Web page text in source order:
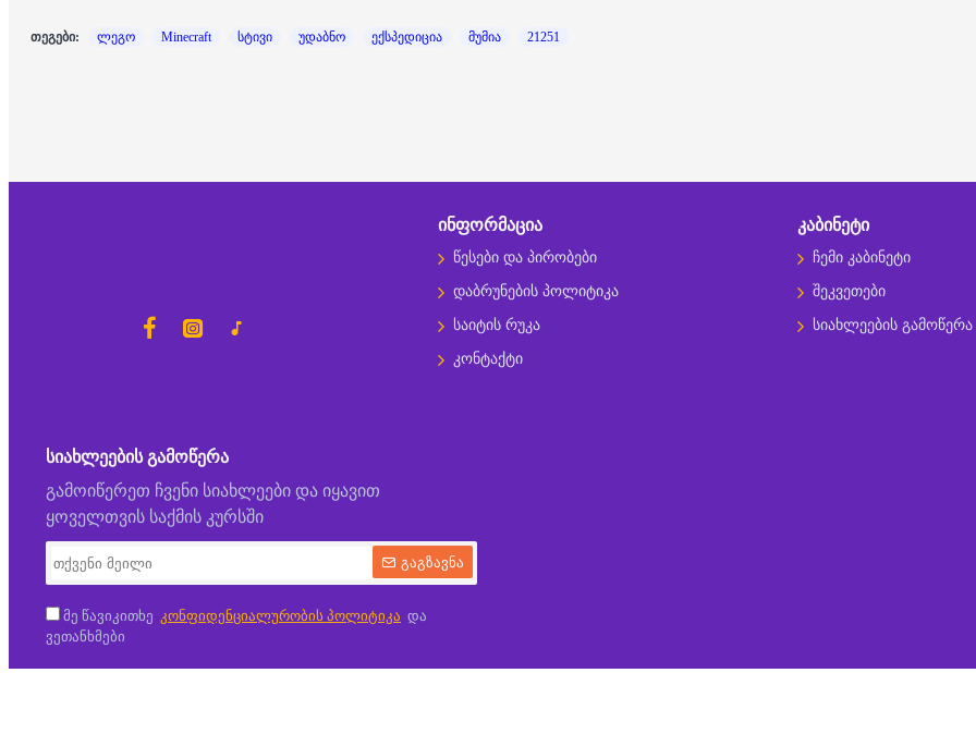
თეგები: ლეგო Minecraft სტივი უდაბნო ექსპედიცია მუმია 21251
ᲘᲜᲤᲝᲠᲛᲐᲪᲘᲐ
წესები და პირობები
დაბრუნების პოლიტიკა
საიტის რუკა
კონტაქტი
ᲙᲐᲑᲘᲜᲔᲢᲘ
ჩემი კაბინეტი
შეკვეთები
სიახლეების გამოწერა
ᲡᲘᲐᲮᲚᲔᲔᲑᲘᲡ ᲒᲐᲛᲝᲬᲔᲠᲐ
გამოიწერეთ ჩვენი სიახლეები და იყავით
ყოველთვის საქმის კურსში
გაგზავნა
მე წავიკითხე კონფიდენციალურობის პოლიტიკა და
ვეთანხმები